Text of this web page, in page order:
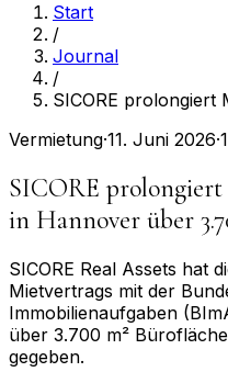
Start
/
Journal
/
SICORE prolongiert
Vermietung·11. Juni 2026·
SICORE
in Hannover über
SICORE Real Assets hat
Mietvertrags mit der
Immobilienaufgaben
über 3.700 m²
gegeben.